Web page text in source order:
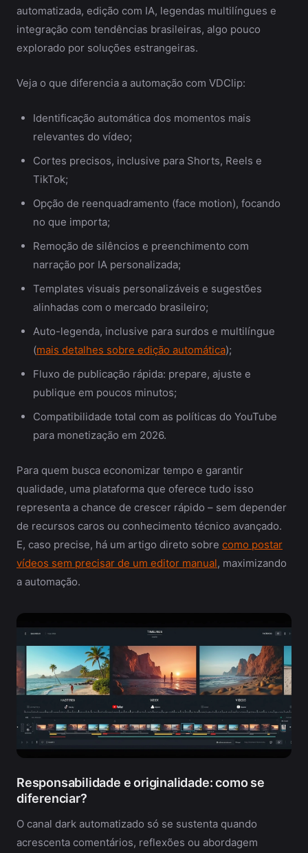
automatizada, edição com IA, legendas multilíngues e
integração com tendências brasileiras, algo pouco
explorado por soluções estrangeiras.
Veja o que diferencia a automação com VDClip:
Identificação automática dos momentos mais
relevantes do vídeo;
Cortes precisos, inclusive para Shorts, Reels e
TikTok;
Opção de reenquadramento (face motion), focando
no que importa;
Remoção de silêncios e preenchimento com
narração por IA personalizada;
Templates visuais personalizáveis e sugestões
alinhadas com o mercado brasileiro;
Auto-legenda, inclusive para surdos e multilíngue
(mais detalhes sobre edição automática);
Fluxo de publicação rápida: prepare, ajuste e
publique em poucos minutos;
Compatibilidade total com as políticas do YouTube
para monetização em 2026.
Para quem busca economizar tempo e garantir
qualidade, uma plataforma que oferece tudo isso
representa a chance de crescer rápido – sem depender
de recursos caros ou conhecimento técnico avançado.
E, caso precise, há um artigo direto sobre como postar
vídeos sem precisar de um editor manual, maximizando
a automação.
Responsabilidade e originalidade: como se
diferenciar?
O canal dark automatizado só se sustenta quando
acrescenta comentários, reflexões ou abordagem